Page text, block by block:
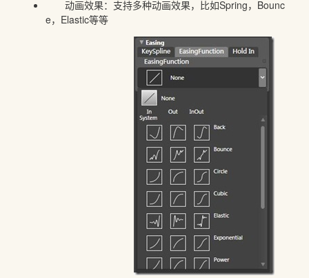
动画效果：支持多种动画效果，比如Spring，Bounc
e，Elastic等等